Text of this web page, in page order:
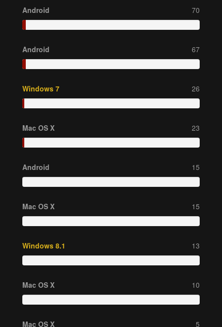
Android 70
Android 67
Windows 7 26
Mac OS X 23
Android 15
Mac OS X 15
Windows 8.1 13
Mac OS X 10
Mac OS X 5